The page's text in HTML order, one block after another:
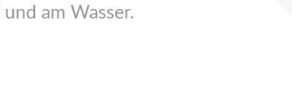
am Wasser.